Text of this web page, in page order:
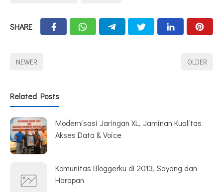
SHARE
NEWER OLDER
Related Posts
Modernisasi Jaringan XL, Jaminan Kualitas
Akses Data & Voice
Komunitas Bloggerku di 2013, Sayang dan
Harapan